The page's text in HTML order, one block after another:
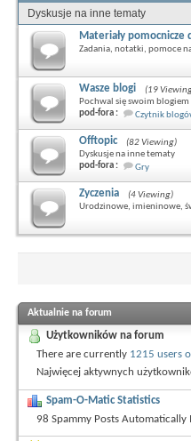
Dyskusje na inne tematy
Materiały pomocnicze
Zadania, notatki, pomoce
Wasze blogi
(19
Pochwal się swoim blogiem
pod-fora :
Czytnik
Offtopic
(82 Viewing)
Dyskusje na inne tematy
pod-fora :
Gry
Zyczenia
(4 Viewing)
Urodzinowe, imieninowe,
Aktualnie na forum
Użytkowników na forum
There are currently 1215 users
Najwięcej aktywnych
Spam-O-Matic Statistics
98 Spammy Posts Automatically